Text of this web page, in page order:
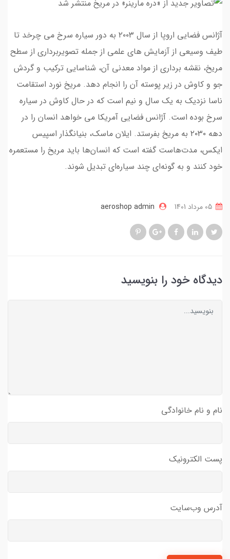
آژانس فضایی اروپا از سال ۲۰۰۳ به دور سیاره سرخ می چرخد تا
طیف وسیعی از آزمایش های علمی از جمله تصویربرداری از سطح
مریخ، نقشه برداری از مواد معدنی آن، شناسایی ترکیب و گردش
جو و کاوش در زیر پوسته آن را انجام دهد. مریخ نورد استقامت
ناسا نزدیک به یک سال و نیم است که در حال کاوش در سیاره
سرخ بوده است. آژانس فضایی آمریکا می خواهد انسان را در
دهه ۲۰۳۰ به مریخ بفرستد. ایلان ماسک، بنیانگذار اسپیس
ایکس، مدت‌هاست گفته است که انسان‌ها باید مریخ را مستعمره
خود کنند و به گونه‌ای چند سیاره‌ای تبدیل شوند.
aeroshop admin
دیدگاه خود را بنویسید
نام و نام خانوادگی
پست الکترونیک
آدرس وب‌سایت